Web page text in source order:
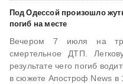
Под Одессой произошло
погиб на месте
Вечером 7 июля на
смертельное ДТП.
результате чего погиб
в сюжете Апостроф News в